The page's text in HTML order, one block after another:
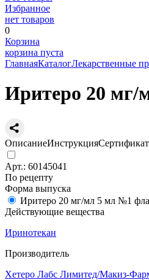
Избранное
нет товаров
0
Корзина
корзина пуста
ГлавнаяКаталогЛекарственные
Иритеро 20
ОписаниеИнструкция
Арт.: 60145041
По рецепту
Форма выпуска
Иритеро 20 мг/мл 5 мл №1
Действующие вещества
Иринотекан
Производитель
Хетеро Лабс Лимитед/Макиз-